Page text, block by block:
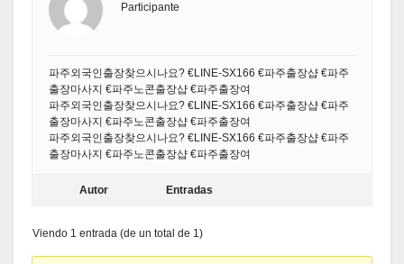
Participante
파주외국인출장찾으시나요? €LINE-SX166 €파주출장샵 €파주
출장마사지 €파주노콘출장샵 €파주출장여
파주외국인출장찾으시나요? €LINE-SX166 €파주출장샵 €파주
출장마사지 €파주노콘출장샵 €파주출장여
파주외국인출장찾으시나요? €LINE-SX166 €파주출장샵 €파주
출장마사지 €파주노콘출장샵 €파주출장여
Autor Entradas
Viendo 1 entrada (de un total de 1)